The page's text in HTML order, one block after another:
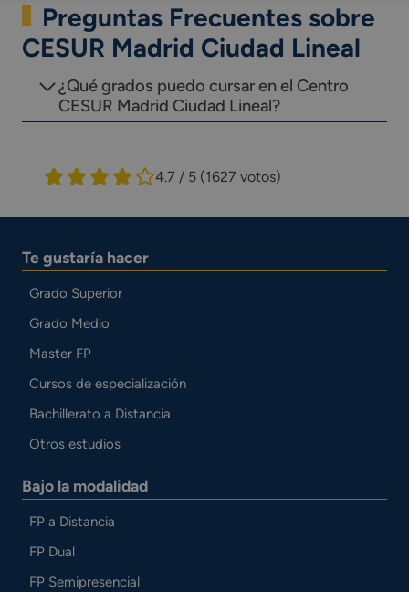
Preguntas Frecuentes sobre
CESUR Madrid Ciudad Lineal
¿Qué grados puedo cursar en el Centro
CESUR Madrid Ciudad Lineal?
4.7 / 5 (1627 votos)
Te gustaría hacer
Grado Superior
Grado Medio
Master FP
Cursos de especialización
Bachillerato a Distancia
Otros estudios
Bajo la modalidad
FP a Distancia
FP Dual
FP Semipresencial